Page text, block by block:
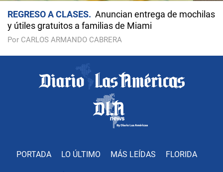
REGRESO A CLASES
Anuncian entrega de mochilas
y útiles gratuitos a familias de Miami
Por CARLOS ARMANDO CABRERA
PORTADA LO ÚLTIMO MÁS LEÍDAS FLORIDA